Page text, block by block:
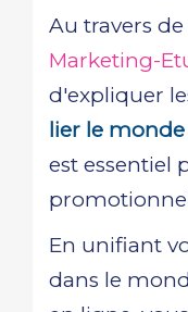
Au travers
Marketing-
d'expliquer
lier le
est essentiel
En unifiant
dans le